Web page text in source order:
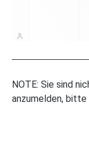
NOTE: Sie sind
anzumelden, bitte